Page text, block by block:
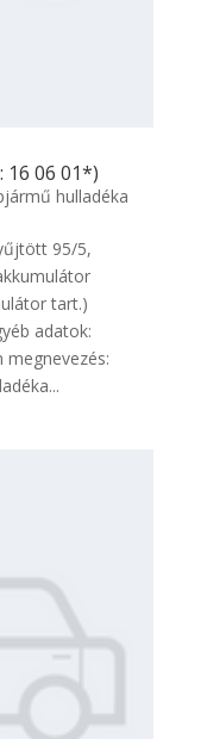
06 01*)
hulladéka
95/5,
tart.)
adatok:
megnevezés: